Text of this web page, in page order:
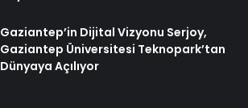
Gaziantep’in Dijital Vizyonu Serjoy,
Gaziantep Üniversitesi Teknopark’tan
Dünyaya Açılıyor